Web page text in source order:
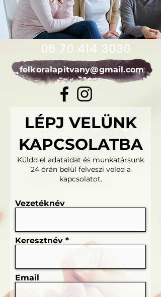
06 70 414 3030
felkoralapitvany@gmail.com
LÉPJ VELÜNK
KAPCSOLATBA
Küldd el adataidat és munkatársunk
24 órán belül felveszi veled a
kapcsolatot.
Vezetéknév
Keresztnév
Email